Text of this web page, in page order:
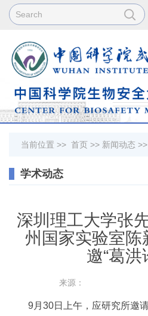
当前位置 >> 首页 >> 新闻动态 >>
学术动态
深圳理工大学张
州国家实验室陈
邀“葛洪
来源：
9月30日上午，应研究所邀